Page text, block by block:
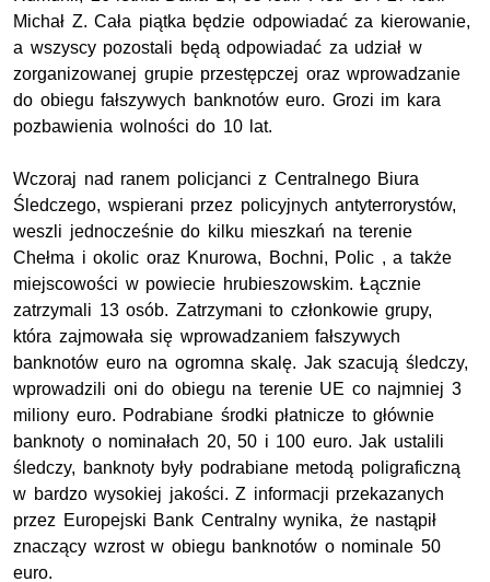
Michał Z. Cała piątka będzie odpowiadać za kierowanie,
a wszyscy pozostali będą odpowiadać za udział w
zorganizowanej grupie przestępczej oraz wprowadzanie
do obiegu fałszywych banknotów euro. Grozi im kara
pozbawienia wolności do 10 lat.
Wczoraj nad ranem policjanci z Centralnego Biura
Śledczego, wspierani przez policyjnych antyterrorystów,
weszli jednocześnie do kilku mieszkań na terenie
Chełma i okolic oraz Knurowa, Bochni, Polic , a także
miejscowości w powiecie hrubieszowskim. Łącznie
zatrzymali 13 osób. Zatrzymani to członkowie grupy,
która zajmowała się wprowadzaniem fałszywych
banknotów euro na ogromna skalę. Jak szacują śledczy,
wprowadzili oni do obiegu na terenie UE co najmniej 3
miliony euro. Podrabiane środki płatnicze to głównie
banknoty o nominałach 20, 50 i 100 euro. Jak ustalili
śledczy, banknoty były podrabiane metodą poligraficzną
w bardzo wysokiej jakości. Z informacji przekazanych
przez Europejski Bank Centralny wynika, że nastąpił
znaczący wzrost w obiegu banknotów o nominale 50
euro.